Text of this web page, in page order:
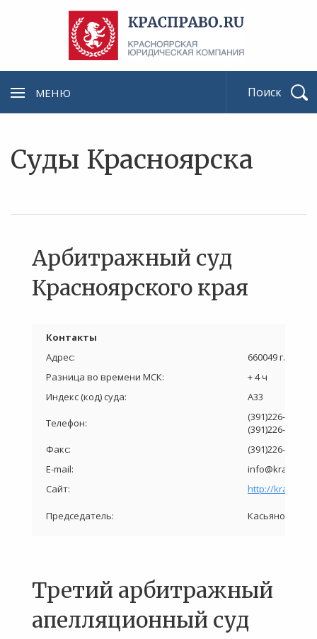
МЕНЮ
Суды Красноярска
Арбитражный суд
Красноярского края
Контакты
Адрес:
660049 г.
Разница во времени МСК:
+ 4 ч
Индекс (код) суда:
А33
Телефон:
(391)226-57-64
(391)226-59-00
Факс:
(391)226-59-02
E-mail:
Сайт:
http://
Председатель: Касьянова
Третий арбитражный
апелляционный суд